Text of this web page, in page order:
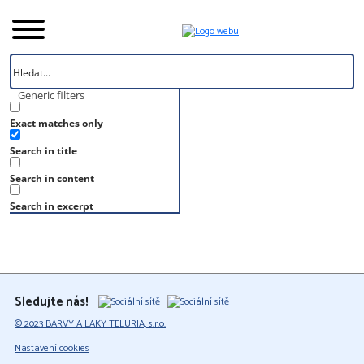
Generic filters
Exact matches only
Search in title
Search in content
Search in excerpt
Úvod
Vzorník
S 3030-Y10R
S 3030-Y10R
Sledujte nás!
© 2023 BARVY A LAKY TELURIA, s.r.o.
Nastavení cookies